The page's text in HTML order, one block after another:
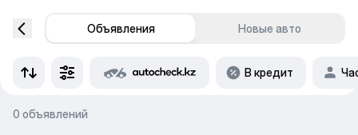
Объявления Новые авто
В кредит
0 объявлений